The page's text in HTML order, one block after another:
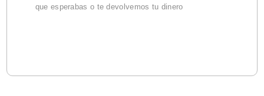
que esperabas o te devolvemos tu dinero